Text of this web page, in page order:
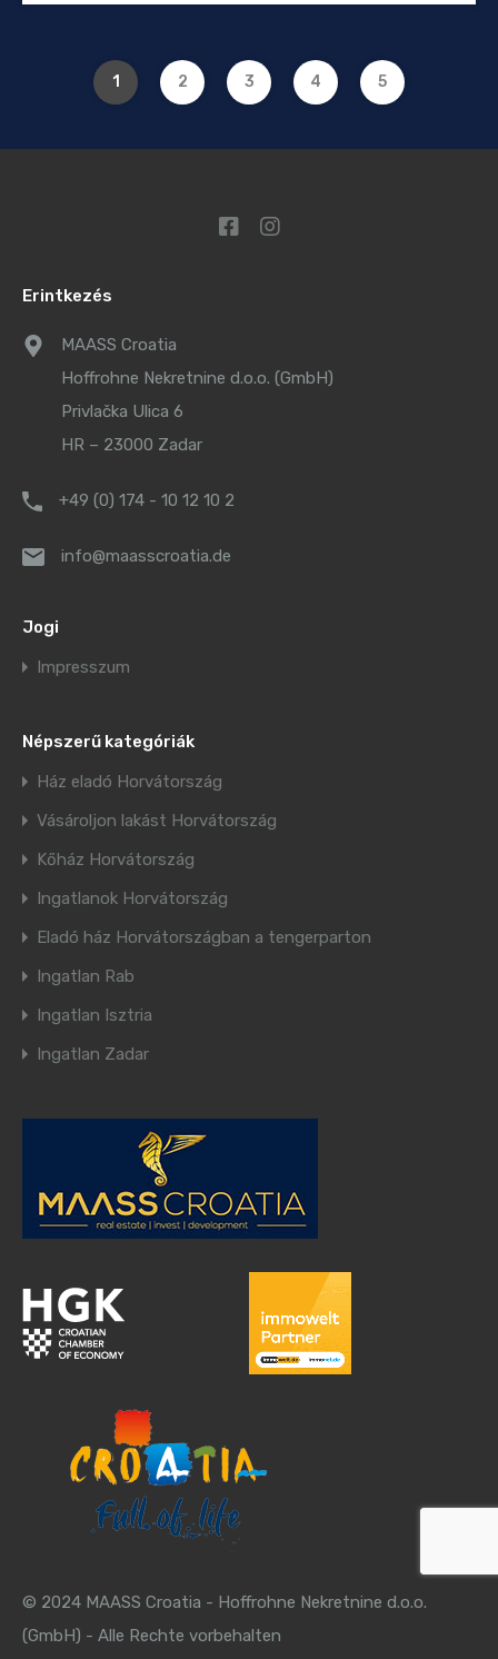
1 2 3 4 5
Erintkezés
MAASS Croatia
Hoffrohne Nekretnine d.o.o. (GmbH)
Privlačka Ulica 6
HR – 23000 Zadar
+49 (0) 174 - 10 12 10 2
info@maasscroatia.de
Jogi
Impresszum
Népszerű kategóriák
Ház eladó Horvátország
Vásároljon lakást Horvátország
Kőház Horvátország
Ingatlanok Horvátország
Eladó ház Horvátországban a tengerparton
Ingatlan Rab
Ingatlan Isztria
Ingatlan Zadar
© 2024 MAASS Croatia - Hoffrohne Nekretnine d.o.o.
(GmbH) - Alle Rechte vorbehalten